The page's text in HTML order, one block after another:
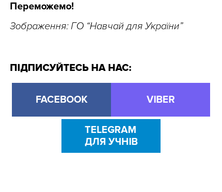
Переможемо!
Зображення: ГО “Навчай для України”
ПІДПИСУЙТЕСЬ НА НАС:
FACEBOOK VIBER
TELEGRAM
ДЛЯ УЧНІВ